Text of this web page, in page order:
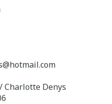
hotmail.com
Charlotte Denys